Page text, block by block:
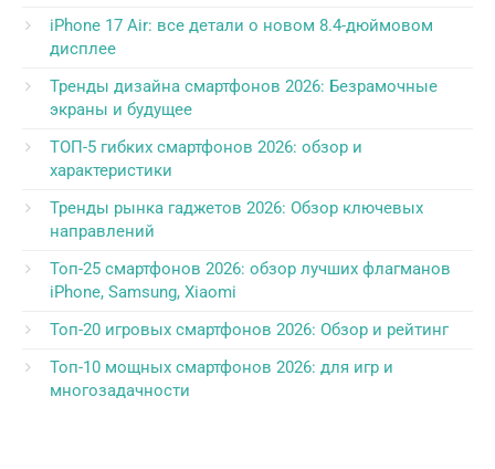
iPhone 17 Air: все детали о новом 8.4-дюймовом
дисплее
Тренды дизайна смартфонов 2026: Безрамочные
экраны и будущее
ТОП-5 гибких смартфонов 2026: обзор и
характеристики
Тренды рынка гаджетов 2026: Обзор ключевых
направлений
Топ-25 смартфонов 2026: обзор лучших флагманов
iPhone, Samsung, Xiaomi
Топ-20 игровых смартфонов 2026: Обзор и рейтинг
Топ-10 мощных смартфонов 2026: для игр и
многозадачности